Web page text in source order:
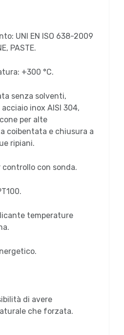
UNI EN ISO 638-2009
PASTE.
+300 °C.
senza solventi,
inox AISI 304,
per alte
coibentata e chiusura a
ripiani.
controllo con sonda.
temperature
di avere
che forzata.